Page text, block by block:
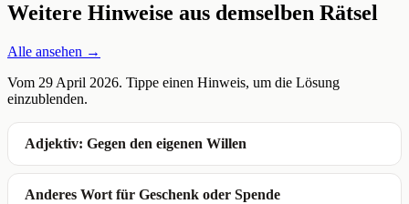
Weitere Hinweise aus demselben Rätsel
Alle ansehen →
Vom 29 April 2026. Tippe einen Hinweis, um die Lösung
einzublenden.
Adjektiv: Gegen den eigenen Willen
Anderes Wort für Geschenk oder Spende